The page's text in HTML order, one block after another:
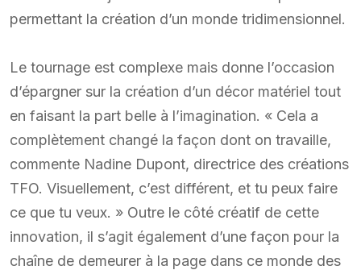
permettant la création d’un monde tridimensionnel.
Le tournage est complexe mais donne l’occasion
d’épargner sur la création d’un décor matériel tout
en faisant la part belle à l’imagination. « Cela a
complètement changé la façon dont on travaille,
commente Nadine Dupont, directrice des créations
TFO. Visuellement, c’est différent, et tu peux faire
ce que tu veux. » Outre le côté créatif de cette
innovation, il s’agit également d’une façon pour la
chaîne de demeurer à la page dans ce monde des